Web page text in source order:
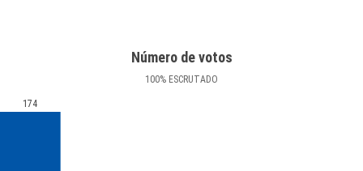
Número de votos
100% ESCRUTADO
174